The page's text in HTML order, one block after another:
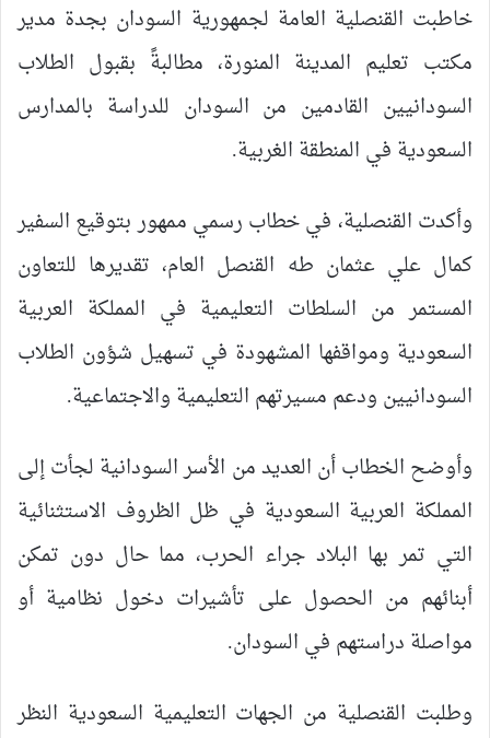
خاطبت القنصلية العامة لجمهورية السودان بجدة مدير
مكتب تعليم المدينة المنورة، مطالبةً بقبول الطلاب
السودانيين القادمين من السودان للدراسة بالمدارس
السعودية في المنطقة الغربية.
وأكدت القنصلية، في خطاب رسمي ممهور بتوقيع السفير
كمال علي عثمان طه القنصل العام، تقديرها للتعاون
المستمر من السلطات التعليمية في المملكة العربية
السعودية ومواقفها المشهودة في تسهيل شؤون الطلاب
السودانيين ودعم مسيرتهم التعليمية والاجتماعية.
وأوضح الخطاب أن العديد من الأسر السودانية لجأت إلى
المملكة العربية السعودية في ظل الظروف الاستثنائية
التي تمر بها البلاد جراء الحرب، مما حال دون تمكن
أبنائهم من الحصول على تأشيرات دخول نظامية أو
مواصلة دراستهم في السودان.
وطلبت القنصلية من الجهات التعليمية السعودية النظر